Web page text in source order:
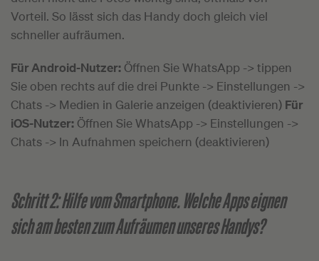
Vorteil. So lässt sich das Handy doch gleich viel
schneller aufräumen.
Für Android-Nutzer: Öffnen Sie WhatsApp -> tippen
Sie oben rechts auf die drei Punkte -> Einstellungen ->
Chats -> Medien in Galerie anzeigen (deaktivieren) Für
iOS-Nutzer: Öffnen Sie WhatsApp -> Einstellungen ->
Chats -> In Aufnahmen speichern (deaktivieren)
Schritt 2: Hilfe vom Smartphone. Welche Apps eignen
sich am besten zum Aufräumen unseres Handys?